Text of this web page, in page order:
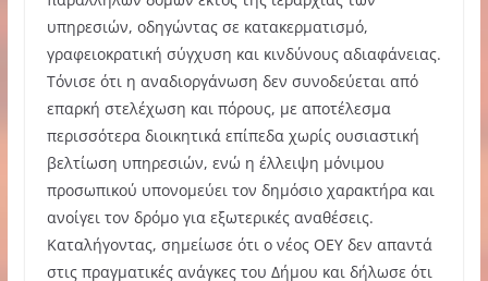
υπηρεσιών, οδηγώντας σε κατακερματισμό,
γραφειοκρατική σύγχυση και κινδύνους αδιαφάνειας.
Τόνισε ότι η αναδιοργάνωση δεν συνοδεύεται από
επαρκή στελέχωση και πόρους, με αποτέλεσμα
περισσότερα διοικητικά επίπεδα χωρίς ουσιαστική
βελτίωση υπηρεσιών, ενώ η έλλειψη μόνιμου
προσωπικού υπονομεύει τον δημόσιο χαρακτήρα και
ανοίγει τον δρόμο για εξωτερικές αναθέσεις.
Καταλήγοντας, σημείωσε ότι ο νέος ΟΕΥ δεν απαντά
στις πραγματικές ανάγκες του Δήμου και δήλωσε ότι